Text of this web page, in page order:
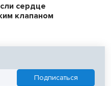
сердце
клапаном